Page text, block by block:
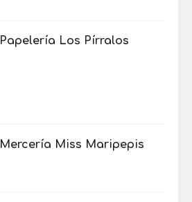
Papelería Los Pírralos
Mercería Miss Maripepis